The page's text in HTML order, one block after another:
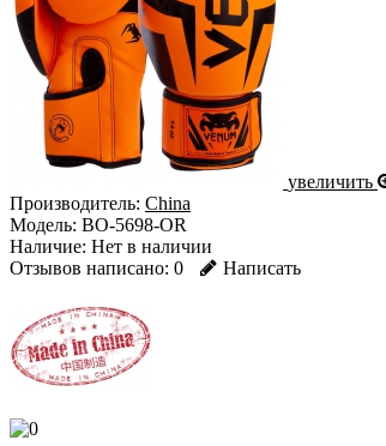
увеличить
Производитель: China
Модель: BO-5698-OR
Наличие: Нет в наличии
Отзывов написано: 0 Написать